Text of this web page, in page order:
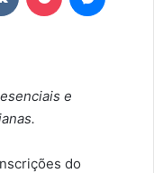
e
do